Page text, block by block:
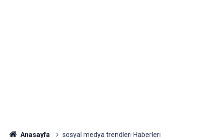
Anasayfa sosyal medya trendleri Haberleri